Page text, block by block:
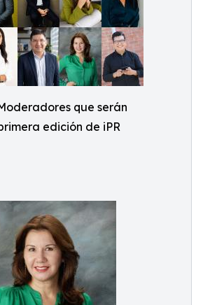
que serán
edición de iPR